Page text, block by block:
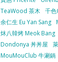
TeaWood 茶木 千
余仁生 Eu Yan Sang
炑八韓烤 Meok Bang
Dondonya 丼丼屋
MouMouClub 牛涮鍋